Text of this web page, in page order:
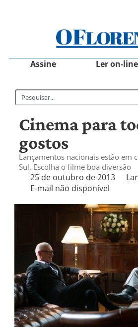
Assine Ler on-line
Cinema para
gostos
Lançamentos nacionais estão em
Sul. Escolha o filme boa diversão
25 de outubro de 2013
E-mail não disponível